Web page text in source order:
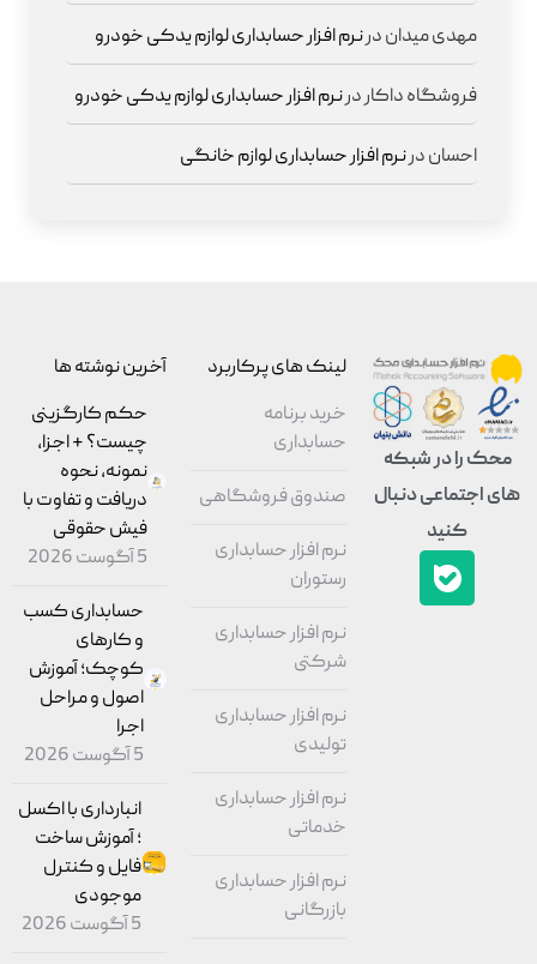
مهدی میداندرنرم افزار حسابداری لوازم یدکی خودرو
فروشگاه داکاردرنرم افزار حسابداری لوازم یدکی خودرو
احساندرنرم افزار حسابداری لوازم خانگی
محک را در شبکه
های اجتماعی دنبال
کنید
لینک های پرکاربرد
خرید برنامه
حسابداری
صندوق فروشگاهی
نرم افزار حسابداری
رستوران
نرم افزار حسابداری
شرکتی
نرم افزار حسابداری
تولیدی
نرم افزار حسابداری
خدماتی
نرم افزار حسابداری
بازرگانی
آخرین نوشته ها
حکم کارگزینی
چیست؟ + اجزا،
نمونه، نحوه
دریافت و تفاوت با
فیش حقوقی
5 آگوست 2026
حسابداری کسب
و کارهای
کوچک؛ آموزش
اصول و مراحل
اجرا
5 آگوست 2026
انبارداری با اکسل
؛ آموزش ساخت
فایل و کنترل
موجودی
5 آگوست 2026